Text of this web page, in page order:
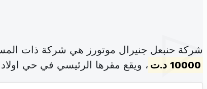
شركة حنبعل جنيرال موتورز هي شركة ذات
10000 د.ت
، ويقع مقرها الرئيسي في حي اولاد